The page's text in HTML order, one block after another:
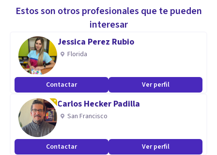
pensamiento.
He decidido compartir lo que he recibido para que otros se
puedan reconocer y elegir libremente la forma cómo
asumirán la responsabilidad de su destino.
Especialidad
Duelo
Propósito de vida
Enfoque Humanista
Estos son otros profesionales que te pueden
interesar
Jessica Perez Rubio
Florida
Contactar Ver perfil
Carlos Hecker Padilla
San Francisco
Contactar Ver perfil